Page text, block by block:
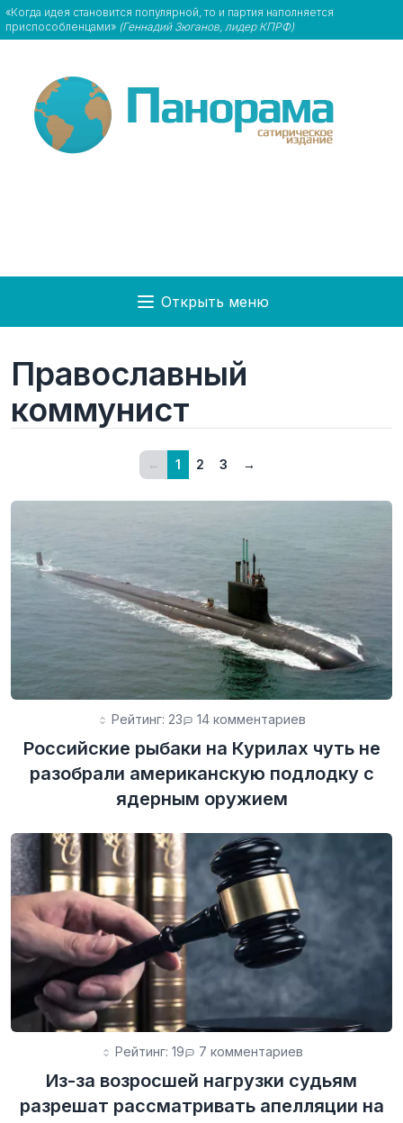
«Когда идея становится популярной, то и партия наполняется
приспособленцами» (Геннадий Зюганов, лидер КПРФ)
Открыть меню
Православный
коммунист
← 1 2 3 →
Рейтинг: 23 14 комментариев
Российские рыбаки на Курилах чуть не
разобрали американскую подлодку с
ядерным оружием
Рейтинг: 19 7 комментариев
Из-за возросшей нагрузки судьям
разрешат рассматривать апелляции на